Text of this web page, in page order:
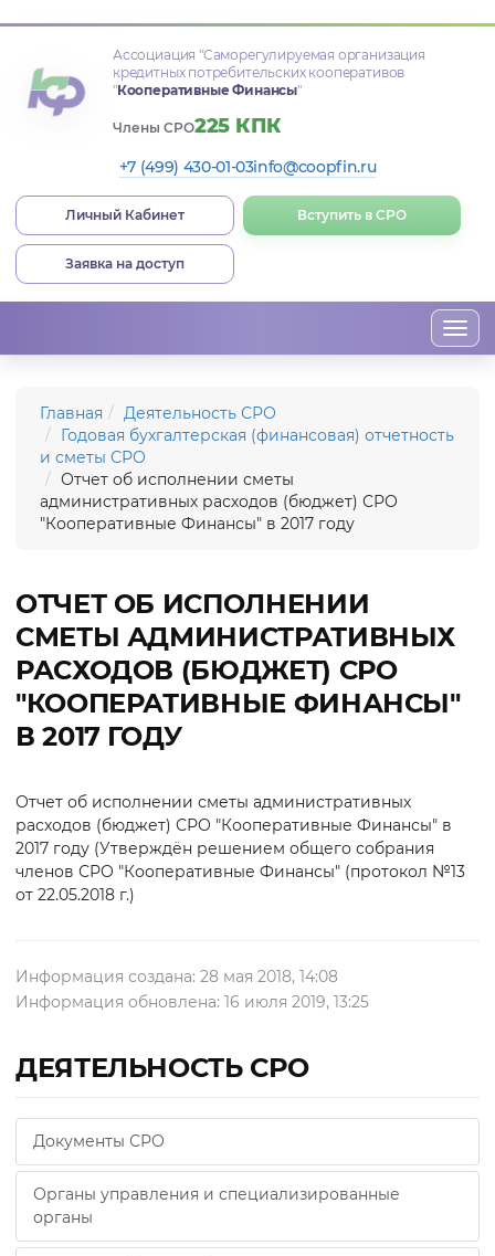
Ассоциация "Саморегулируемая организация
кредитных потребительских кооперативов
"Кооперативные Финансы"
Члены СРО225 КПК
+7 (499) 430-01-03info@coopfin.ru
Личный Кабинет Вступить в СРО
Заявка на доступ
Главная
Деятельность СРО
Годовая бухгалтерская (финансовая) отчетность
и сметы СРО
Отчет об исполнении сметы
административных расходов (бюджет) СРО
"Кооперативные Финансы" в 2017 году
ОТЧЕТ ОБ ИСПОЛНЕНИИ
СМЕТЫ АДМИНИСТРАТИВНЫХ
РАСХОДОВ (БЮДЖЕТ) СРО
"КООПЕРАТИВНЫЕ ФИНАНСЫ"
В 2017 ГОДУ
Отчет об исполнении сметы административных
расходов (бюджет) СРО "Кооперативные Финансы" в
2017 году (Утверждён решением общего собрания
членов СРО "Кооперативные Финансы" (протокол №13
от 22.05.2018 г.)
Информация создана: 28 мая 2018, 14:08
Информация обновлена: 16 июля 2019, 13:25
ДЕЯТЕЛЬНОСТЬ СРО
Документы СРО
Органы управления и специализированные
органы